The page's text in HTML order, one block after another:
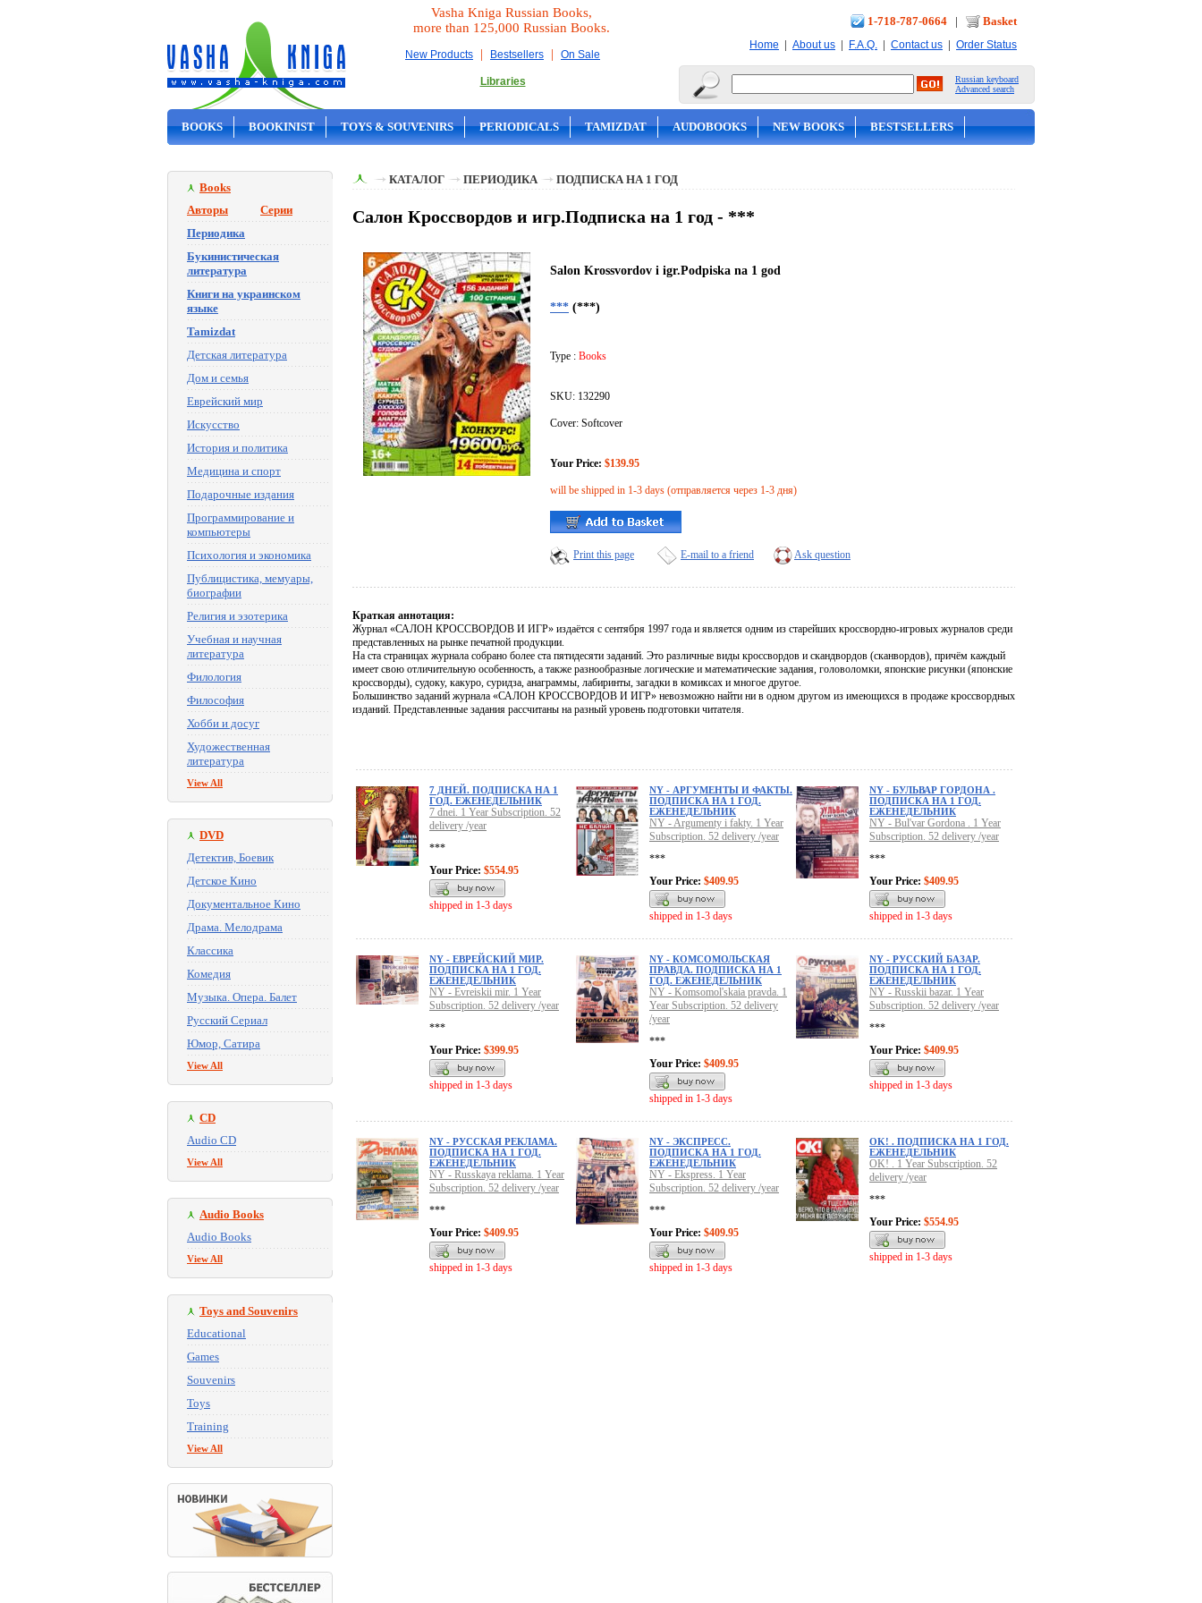
Vasha Kniga Russian Books,
more than 125,000 Russian Books.
New Products | Bestsellers | On Sale
Libraries
1-718-787-0664 | Basket
Home | About us | F.A.Q. | Contact us | Order Status
Russian keyboard
Advanced search
BOOKS BOOKINIST TOYS & SOUVENIRS PERIODICALS TAMIZDAT AUDOBOOKS NEW BOOKS BESTSELLERS
Books
Авторы
Серии
Периодика
Букинистическая
литература
Книги на украинском
языке
Tamizdat
Детская литература
Дом и семья
Еврейский мир
Искусство
История и политика
Медицина и спорт
Подарочные издания
Программирование и
компьютеры
Психология и экономика
Публицистика, мемуары,
биографии
Религия и эзотерика
Учебная и научная
литература
Филология
Философия
Хобби и досуг
Художественная
литература
View All
DVD
Детектив, Боевик
Детское Кино
Документальное Кино
Драма. Мелодрама
Классика
Комедия
Музыка. Опера. Балет
Русский Сериал
Юмор, Сатира
View All
CD
Audio CD
View All
Audio Books
Audio Books
View All
Toys and Souvenirs
Educational
Games
Souvenirs
Toys
Training
View All
КАТАЛОГ ПЕРИОДИКА ПОДПИСКА НА 1 ГОД
Салон Кроссвордов и игр.Подписка на 1 год - ***
Salon Krossvordov i igr.Podpiska na 1 god
*** (***)
Type : Books
SKU: 132290
Cover: Softcover
Your Price: $139.95
will be shipped in 1-3 days (отправляется через 1-3 дня)
Print this page E-mail to a friend Ask question
Краткая аннотация:
Журнал «САЛОН КРОССВОРДОВ И ИГР» издаётся с сентября 1997 года и является одним из старейших кроссвордно-игровых журналов среди
представленных на рынке печатной продукции.
На ста страницах журнала собрано более ста пятидесяти заданий. Это различные виды кроссвордов и скандвордов (сканвордов), причём каждый
имеет свою отличительную особенность, а также разнообразные логические и математические задания, головоломки, японские рисунки (японские
кроссворды), судоку, какуро, суридза, анаграммы, лабиринты, загадки в комиксах и многое другое.
Большинство заданий журнала «САЛОН КРОССВОРДОВ И ИГР» невозможно найти ни в одном другом из имеющихся в продаже кроссвордных
изданий. Представленные задания рассчитаны на разный уровень подготовки читателя.
7 ДНЕЙ. ПОДПИСКА НА 1
ГОД. ЕЖЕНЕДЕЛЬНИК
7 dnei. 1 Year Subscription. 52
delivery /year
***
Your Price: $554.95
shipped in 1-3 days
NY - АРГУМЕНТЫ И ФАКТЫ.
ПОДПИСКА НА 1 ГОД.
ЕЖЕНЕДЕЛЬНИК
NY - Argumenty i fakty. 1 Year
Subscription. 52 delivery /year
***
Your Price: $409.95
shipped in 1-3 days
NY - БУЛЬВАР ГОРДОНА .
ПОДПИСКА НА 1 ГОД.
ЕЖЕНЕДЕЛЬНИК
NY - Bul'var Gordona . 1 Year
Subscription. 52 delivery /year
***
Your Price: $409.95
shipped in 1-3 days
NY - ЕВРЕЙСКИЙ МИР.
ПОДПИСКА НА 1 ГОД.
ЕЖЕНЕДЕЛЬНИК
NY - Evreiskii mir. 1 Year
Subscription. 52 delivery /year
***
Your Price: $399.95
shipped in 1-3 days
NY - КОМСОМОЛЬСКАЯ
ПРАВДА. ПОДПИСКА НА 1
ГОД. ЕЖЕНЕДЕЛЬНИК
NY - Komsomol'skaia pravda. 1
Year Subscription. 52 delivery
/year
***
Your Price: $409.95
shipped in 1-3 days
NY - РУССКИЙ БАЗАР.
ПОДПИСКА НА 1 ГОД.
ЕЖЕНЕДЕЛЬНИК
NY - Russkii bazar. 1 Year
Subscription. 52 delivery /year
***
Your Price: $409.95
shipped in 1-3 days
NY - РУССКАЯ РЕКЛАМА.
ПОДПИСКА НА 1 ГОД.
ЕЖЕНЕДЕЛЬНИК
NY - Russkaya reklama. 1 Year
Subscription. 52 delivery /year
***
Your Price: $409.95
shipped in 1-3 days
NY - ЭКСПРЕСС.
ПОДПИСКА НА 1 ГОД.
ЕЖЕНЕДЕЛЬНИК
NY - Ekspress. 1 Year
Subscription. 52 delivery /year
***
Your Price: $409.95
shipped in 1-3 days
OK! . ПОДПИСКА НА 1 ГОД.
ЕЖЕНЕДЕЛЬНИК
OK! . 1 Year Subscription. 52
delivery /year
***
Your Price: $554.95
shipped in 1-3 days